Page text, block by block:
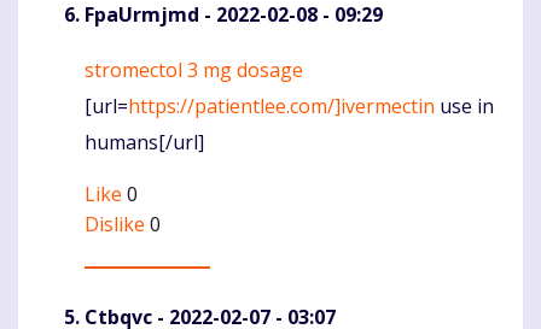
FpaUrmjmd - 2022-02-08 - 09:29
Komentaras
stromectol 3 mg dosage
[url=https://patientlee.com/]ivermectin use in
humans[/url]
Like 0
Dislike 0
Ctbqvc - 2022-02-07 - 03:07